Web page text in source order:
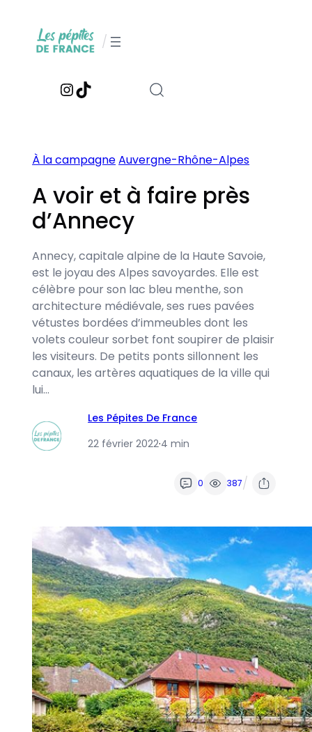
contenu
/
Instagram
TikTok
À la campagneAuvergne-Rhône-Alpes
A voir et à faire près
d’Annecy
Annecy, capitale alpine de la Haute Savoie,
est le joyau des Alpes savoyardes. Elle est
célèbre pour son lac bleu menthe, son
architecture médiévale, ses rues pavées
vétustes bordées d’immeubles dont les
volets couleur sorbet font soupirer de plaisir
les visiteurs. De petits ponts sillonnent les
canaux, les artères aquatiques de la ville qui
lui…
Les Pépites De France
22 février 2022·4 min
0 387/